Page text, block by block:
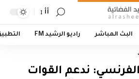
أأ
البث المباشر راديو الرشيد FM
الفرنسي: ندعم القوات